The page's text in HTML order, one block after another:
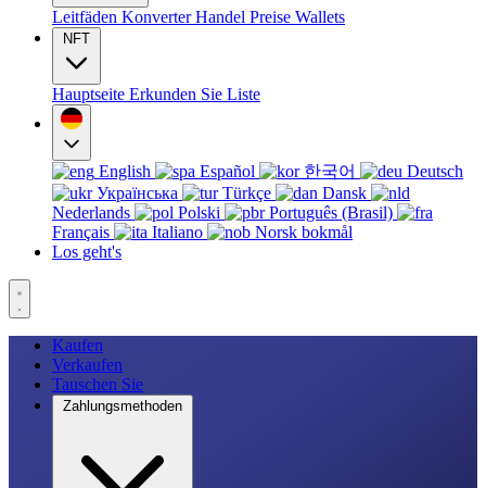
Leitfäden KonverterHandel Preise Wallets
NFT
Hauptseite Erkunden Sie Liste
English Español 한국어
Deutsch
Українська
Türkçe
Dansk
Nederlands
Polski
Português (Brasil)
Français
Italiano
Norsk bokmål
Los geht's
Kaufen
Verkaufen
Tauschen Sie
Zahlungsmethoden